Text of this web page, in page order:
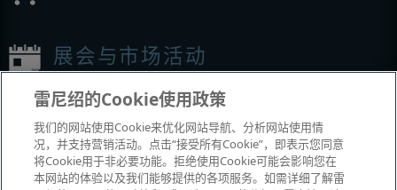
展会与市场活动
我们参加的活动
雷尼绍的Cookie使用政策
我们的网站使用Cookie来优化网站导航、分析网站使用情
况，并支持营销活动。点击“接受所有Cookie”，即表示您同意
将Cookie用于非必要功能。拒绝使用Cookie可能会影响您在
本网站的体验以及我们能够提供的各项服务。如需详细了解雷